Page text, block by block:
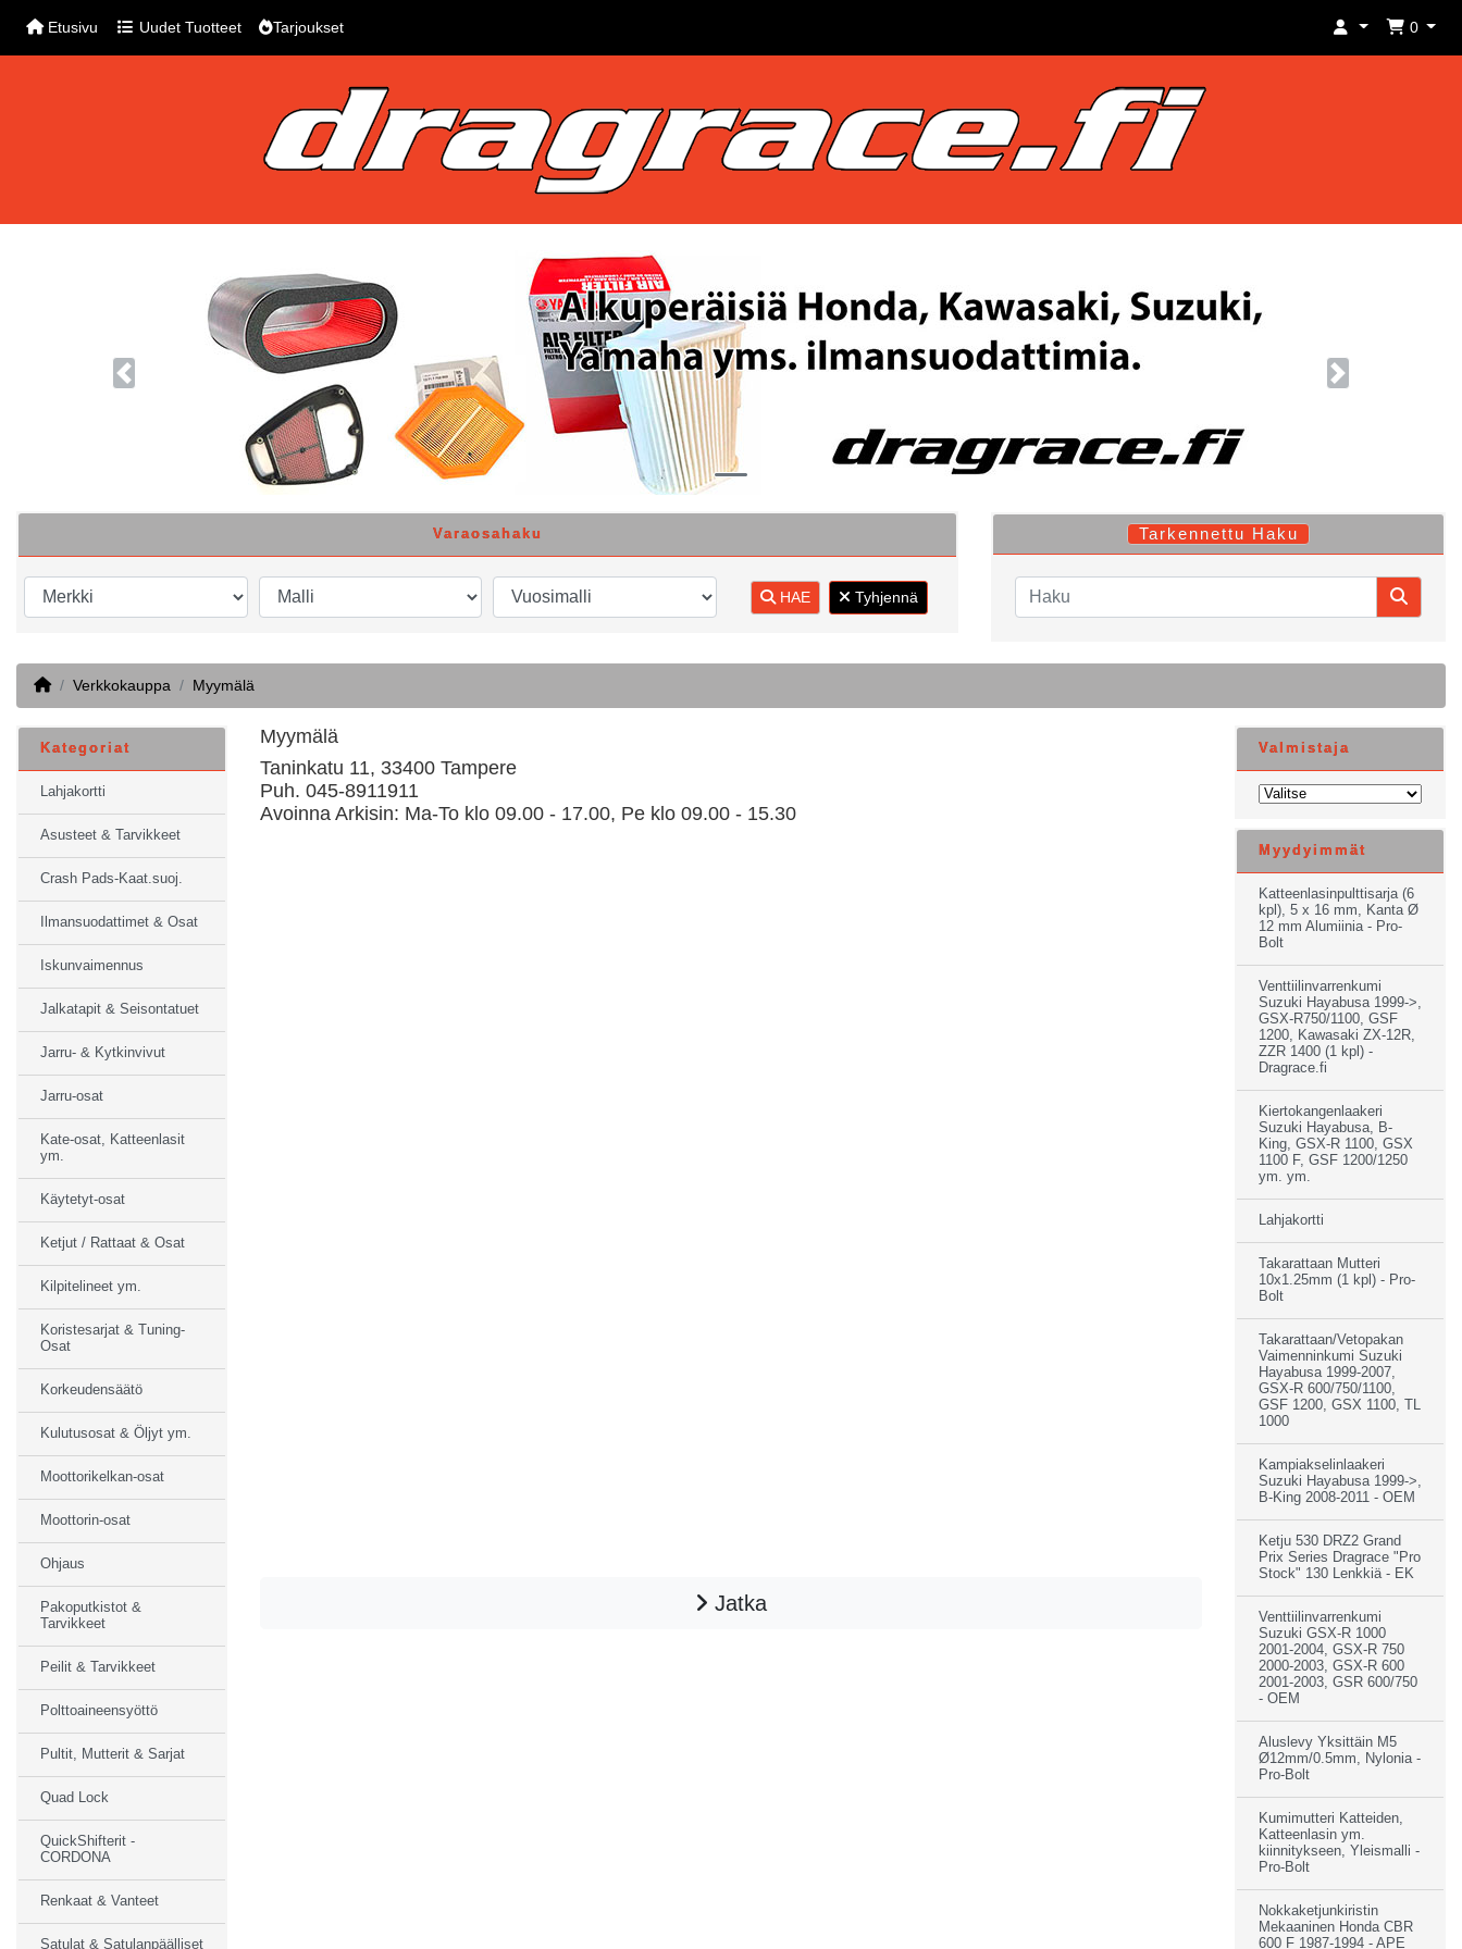
Etusivu Uudet Tuotteet Tarjoukset 0
Previous Next
Varaosahaku
HAE Tyhjennä
Tarkennettu Haku
HomeVerkkokauppa Myymälä
Myymälä
Taninkatu 11, 33400 Tampere
Puh. 045-8911911
Avoinna Arkisin: Ma-To klo 09.00 - 17.00, Pe klo 09.00 - 15.30
Jatka
Kategoriat
Lahjakortti
Asusteet & Tarvikkeet
Crash Pads-Kaat.suoj.
Ilmansuodattimet & Osat
Iskunvaimennus
Jalkatapit & Seisontatuet
Jarru- & Kytkinvivut
Jarru-osat
Kate-osat, Katteenlasit
ym.
Käytetyt-osat
Ketjut / Rattaat & Osat
Kilpitelineet ym.
Koristesarjat & Tuning-
Osat
Korkeudensäätö
Kulutusosat & Öljyt ym.
Moottorikelkan-osat
Moottorin-osat
Ohjaus
Pakoputkistot &
Tarvikkeet
Peilit & Tarvikkeet
Polttoaineensyöttö
Pultit, Mutterit & Sarjat
Quad Lock
QuickShifterit -
CORDONA
Renkaat & Vanteet
Satulat & Satulanpäälliset
Valmistaja
Myydyimmät
Katteenlasinpulttisarja (6
kpl), 5 x 16 mm, Kanta Ø
12 mm Alumiinia - Pro-
Bolt
Venttiilinvarrenkumi
Suzuki Hayabusa 1999->,
GSX-R750/1100, GSF
1200, Kawasaki ZX-12R,
ZZR 1400 (1 kpl) -
Dragrace.fi
Kiertokangenlaakeri
Suzuki Hayabusa, B-
King, GSX-R 1100, GSX
1100 F, GSF 1200/1250
ym. ym.
Lahjakortti
Takarattaan Mutteri
10x1.25mm (1 kpl) - Pro-
Bolt
Takarattaan/Vetopakan
Vaimenninkumi Suzuki
Hayabusa 1999-2007,
GSX-R 600/750/1100,
GSF 1200, GSX 1100, TL
1000
Kampiakselinlaakeri
Suzuki Hayabusa 1999->,
B-King 2008-2011 - OEM
Ketju 530 DRZ2 Grand
Prix Series Dragrace "Pro
Stock" 130 Lenkkiä - EK
Venttiilinvarrenkumi
Suzuki GSX-R 1000
2001-2004, GSX-R 750
2000-2003, GSX-R 600
2001-2003, GSR 600/750
- OEM
Aluslevy Yksittäin M5
Ø12mm/0.5mm, Nylonia -
Pro-Bolt
Kumimutteri Katteiden,
Katteenlasin ym.
kiinnitykseen, Yleismalli -
Pro-Bolt
Nokkaketjunkiristin
Mekaaninen Honda CBR
600 F 1987-1994 - APE